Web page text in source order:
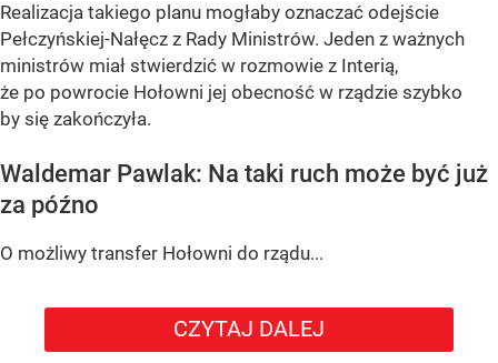
Realizacja takiego planu mogłaby oznaczać odejście
Pełczyńskiej-Nałęcz z Rady Ministrów. Jeden z ważnych
ministrów miał stwierdzić w rozmowie z Interią,
że po powrocie Hołowni jej obecność w rządzie szybko
by się zakończyła.
Waldemar Pawlak: Na taki ruch może być już
za późno
O możliwy transfer Hołowni do rządu...
CZYTAJ DALEJ